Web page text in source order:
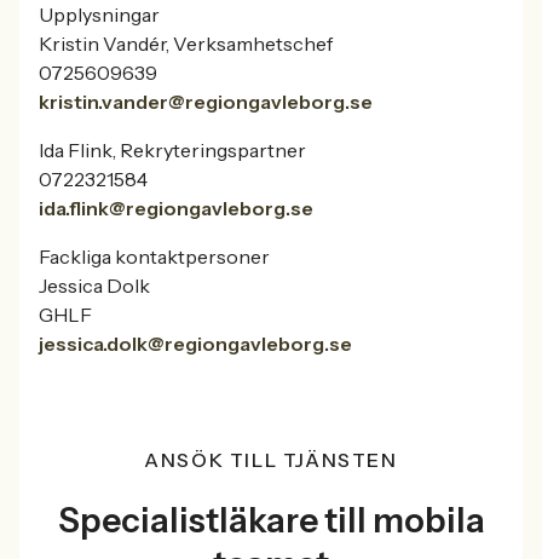
Upplysningar
Kristin Vandér, Verksamhetschef
0725609639
kristin.vander@regiongavleborg.se
Ida Flink, Rekryteringspartner
0722321584
ida.flink@regiongavleborg.se
Fackliga kontaktpersoner
Jessica Dolk
GHLF
jessica.dolk@regiongavleborg.se
ANSÖK TILL TJÄNSTEN
Specialistläkare till mobila